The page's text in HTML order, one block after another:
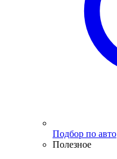
Подбор по авто
Полезное